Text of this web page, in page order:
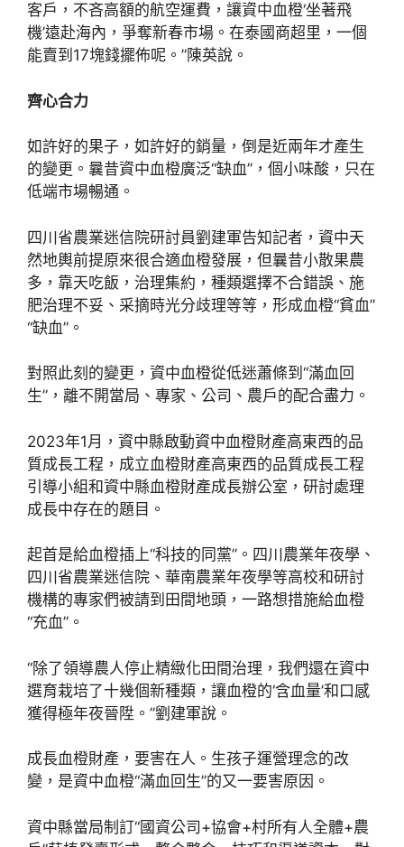
客戶，不吝高額的航空運費，讓資中血橙‘坐著飛
機’遠赴海內，爭奪新春市場。在泰國商超里，一個
能賣到17塊錢擺佈呢。”陳英說。
齊心合力
如許好的果子，如許好的銷量，倒是近兩年才產生
的變更。曩昔資中血橙廣泛“缺血”，個小味酸，只在
低端市場暢通。
四川省農業迷信院研討員劉建軍告知記者，資中天
然地輿前提原來很合適血橙發展，但曩昔小散果農
多，靠天吃飯，治理集約，種類選擇不合錯誤、施
肥治理不妥、采摘時光分歧理等等，形成血橙“貧血”
“缺血”。
對照此刻的變更，資中血橙從低迷蕭條到“滿血回
生”，離不開當局、專家、公司、農戶的配合盡力。
2023年1月，資中縣啟動資中血橙財產高東西的品
質成長工程，成立血橙財產高東西的品質成長工程
引導小組和資中縣血橙財產成長辦公室，研討處理
成長中存在的題目。
起首是給血橙插上“科技的同黨”。四川農業年夜學、
四川省農業迷信院、華南農業年夜學等高校和研討
機構的專家們被請到田間地頭，一路想措施給血橙
“充血”。
“除了領導農人停止精緻化田間治理，我們還在資中
選育栽培了十幾個新種類，讓血橙的‘含血量’和口感
獲得極年夜晉陞。”劉建軍說。
成長血橙財產，要害在人。生孩子運營理念的改
變，是資中血橙“滿血回生”的又一要害原因。
資中縣當局制訂“國資公司+協會+村所有人全體+農